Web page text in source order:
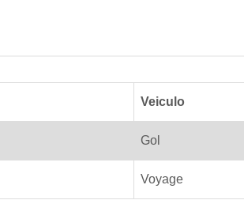
Veiculo
Gol
Voyage